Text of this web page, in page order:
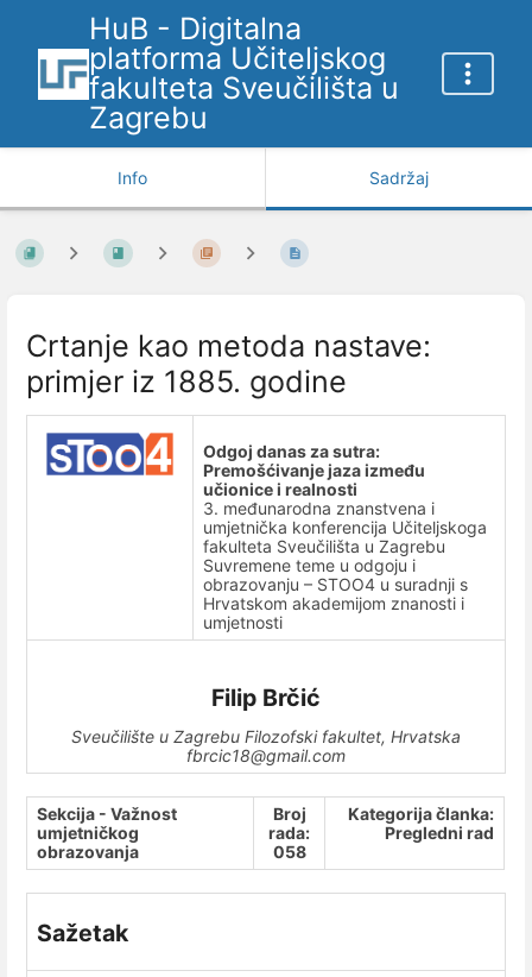
HuB - Digitalna
platforma Učiteljskog
fakulteta Sveučilišta u
Zagrebu
Info Sadržaj
Crtanje kao metoda nastave:
primjer iz 1885. godine
Odgoj danas za sutra:
Premošćivanje jaza između
učionice i realnosti
3. međunarodna znanstvena i
umjetnička konferencija Učiteljskoga
fakulteta Sveučilišta u Zagrebu
Suvremene teme u odgoju i
obrazovanju – STOO4 u suradnji s
Hrvatskom akademijom znanosti i
umjetnosti
Filip Brčić
Sveučilište u Zagrebu Filozofski fakultet, Hrvatska
fbrcic18@gmail.com
Sekcija - Važnost
umjetničkog
obrazovanja
Broj
rada:
058
Kategorija članka:
Pregledni rad
Sažetak